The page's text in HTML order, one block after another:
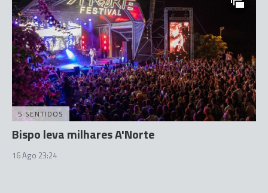
5 SENTIDOS
Bispo leva milhares A'Norte
16 Ago 23:24